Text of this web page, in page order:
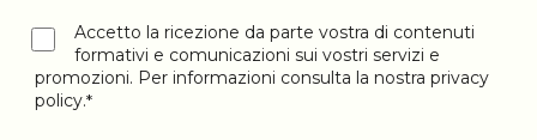
Accetto la ricezione da parte vostra di contenuti
formativi e comunicazioni sui vostri servizi e
promozioni. Per informazioni consulta la nostra privacy
policy.*